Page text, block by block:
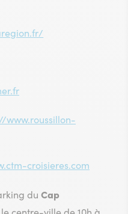
www.roussillon-
croisieres.com
duCap